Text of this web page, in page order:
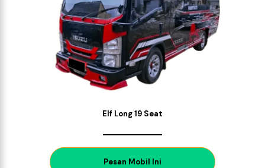
Elf Long 19 Seat
Pesan Mobil Ini